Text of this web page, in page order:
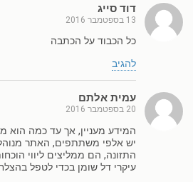
דוד סייג
13 בספטמבר 2016
כל הכבוד על הכתבה
להגיב
עמית אלתם
20 בספטמבר 2016
יש אלפי משתתפים, האתר
התזונה, הם ממליצים ליווי
עיקרי דל שומן בכדי לטפל